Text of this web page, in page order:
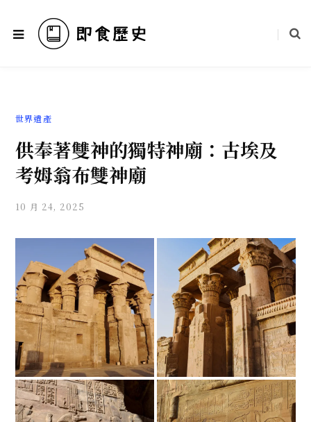
世界遺產
供奉著雙神的獨特神廟：古埃及
考姆翁布雙神廟
10 月 24, 2025